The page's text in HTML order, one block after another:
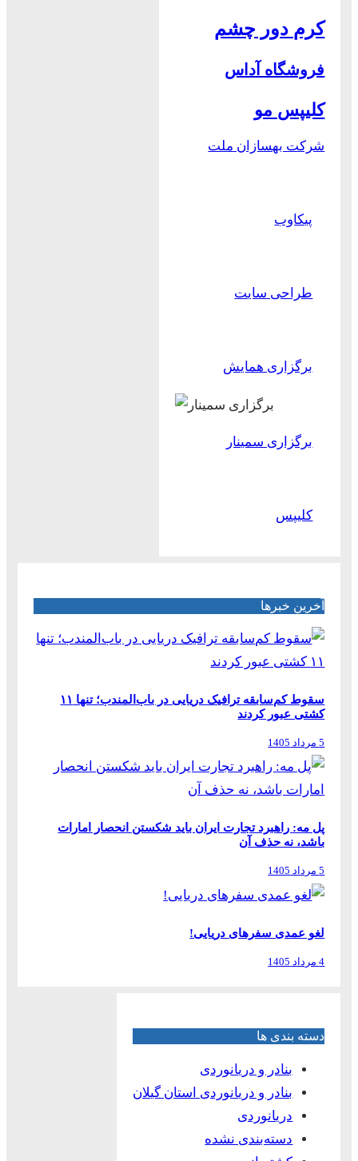
کرم دور چشم
فروشگاه آداس
کلیپس مو
شرکت بهسازان ملت
پیکاوب
طراحی سایت
برگزاری همایش
برگزاری سمینار
کلیپس
آخرین خبرها
سقوط کم‌سابقه ترافیک دریایی در باب‌المندب؛ تنها ۱۱
کشتی عبور کردند
5 مرداد 1405
پل مه: راهبرد تجارت ایران باید شکستن انحصار امارات
باشد، نه حذف آن
5 مرداد 1405
لغو عمدی سفرهای دریایی!
4 مرداد 1405
دسته بندی ها
بنادر و دریانوردی
بنادر و دریانوردی استان گیلان
دریانوردی
دسته‌بندی نشده